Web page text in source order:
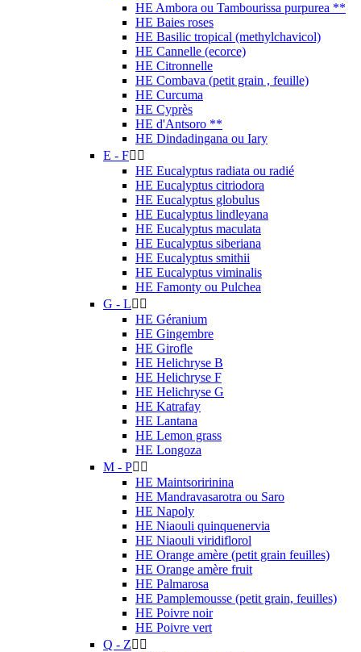
HE Ambora ou Tambourissa purpurea **
HE Baies roses
HE Basilic tropical (methylchavicol)
HE Cannelle (ecorce)
HE Citronnelle
HE Combava (petit grain , feuille)
HE Curcuma
HE Cyprès
HE d'Antsoro **
HE Dindadingana ou Iary
E - F 
HE Eucalyptus radiata ou radié
HE Eucalyptus citriodora
HE Eucalyptus globulus
HE Eucalyptus lindleyana
HE Eucalyptus maculata
HE Eucalyptus siberiana
HE Eucalyptus smithii
HE Eucalyptus viminalis
HE Famonty ou Pulchea
G - L 
HE Géranium
HE Gingembre
HE Girofle
HE Helichryse B
HE Helichryse F
HE Helichryse G
HE Katrafay
HE Lantana
HE Lemon grass
HE Longoza
M - P 
HE Maintsoririnina
HE Mandravasarotra ou Saro
HE Napoly
HE Niaouli quinquenervia
HE Niaouli viridiflorol
HE Orange amère (petit grain feuilles)
HE Orange amère fruit
HE Palmarosa
HE Pamplemousse (petit grain, feuilles)
HE Poivre noir
HE Poivre vert
Q - Z 